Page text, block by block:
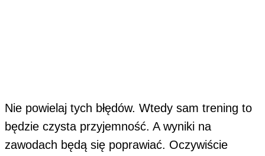
Nie powielaj tych błędów. Wtedy sam trening to
będzie czysta przyjemność. A wyniki na
zawodach będą się poprawiać. Oczywiście